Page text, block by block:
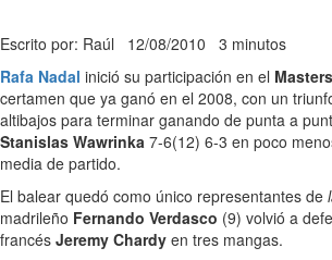
Escrito por: Raúl 12/08/2010 3 minutos
Rafa Nadal inició su participación en el
certamen que ya ganó en el 2008, con un
altibajos para terminar ganando de punta a
Stanislas Wawrinka 7-6(12) 6-3 en poco
media de partido.
El balear quedó como único representantes de
madrileño Fernando Verdasco (9) volvió a
francés Jeremy Chardy en tres mangas.